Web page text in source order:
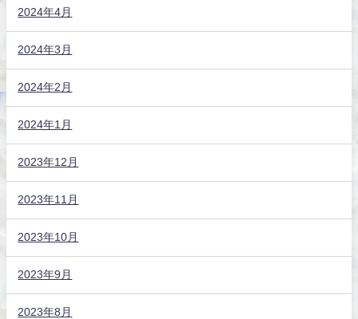
2024年4月
2024年3月
2024年2月
2024年1月
2023年12月
2023年11月
2023年10月
2023年9月
2023年8月